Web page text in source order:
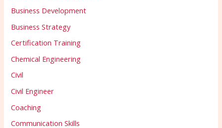
Business Development
Business Strategy
Certification Training
Chemical Engineering
Civil
Civil Engineer
Coaching
Communication Skills